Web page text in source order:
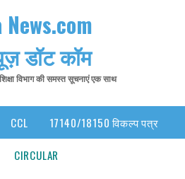
डॉट कॉम
विभाग की समस्त सूचनाएं एक साथ
CCL 17140/18150 विकल्प पत्र
CIRCULAR